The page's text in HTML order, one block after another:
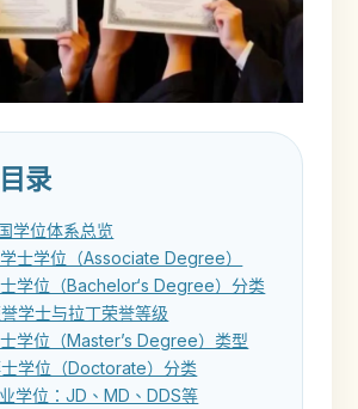
录
学位体系总览
士学位（Associate Degree）
学位（Bachelor‘s Degree）分类
学士与拉丁荣誉等级
学位（Master’s Degree）类型
学位（Doctorate）分类
学位：JD、MD、DDS等